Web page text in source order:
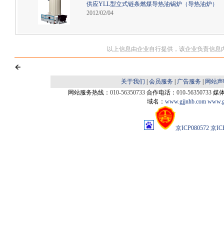
供应YLL型立式链条燃煤导热油锅炉（导热油炉）
2012/02/04
以上信息由企业自行提供，该企业负责信
关于我们 会员服务 广告服务
网站
网站服务热线： 010-56350733 合作电话： 010-56350733 媒
域名： www.gjjnhb.com
京ICP080572 京